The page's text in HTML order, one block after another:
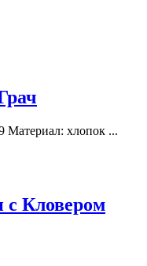
Материал: хлопок ...
с Кловером